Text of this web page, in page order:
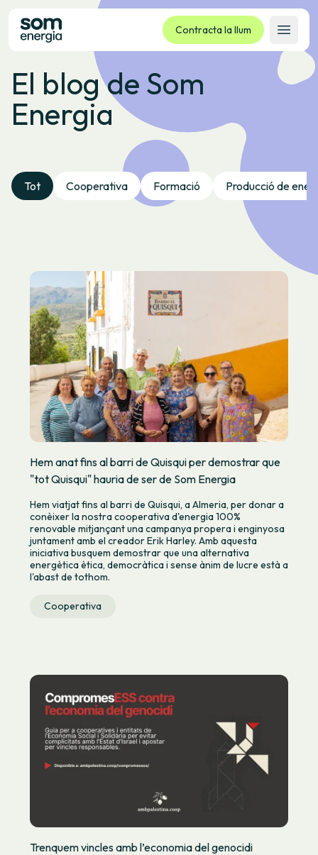
Contracta la llum
Obrir
Tarifes
Serveis
Empreses
La cooperativa
Contacte
Tràmits
El blog de Som
Energia
Tot Cooperativa Formació Producció de
Hem anat fins al barri de Quisqui per demostrar que
"tot Quisqui" hauria de ser de Som Energia
Hem viatjat fins al barri de Quisqui, a Almeria, per donar a
conèixer la nostra cooperativa d'energia 100%
renovable mitjançant una campanya propera i enginyosa
juntament amb el creador Erik Harley. Amb aquesta
iniciativa busquem demostrar que una alternativa
energètica ètica, democràtica i sense ànim de lucre està a
l'abast de tothom.
Cooperativa
Trenquem vincles amb l’economia del genocidi